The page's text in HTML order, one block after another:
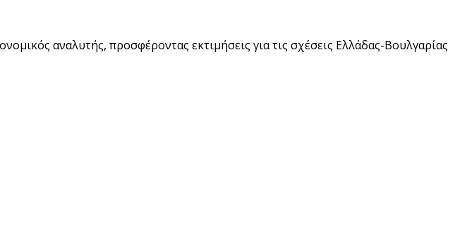
αναλυτής, προσφέροντας εκτιμήσεις για τις σχέσεις Ελλάδας-Βουλγαρίας